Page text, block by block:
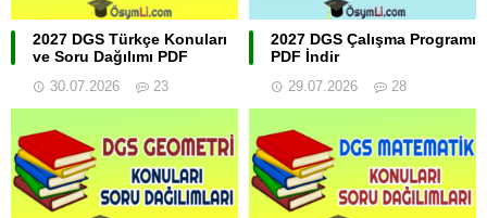
2027 DGS Türkçe Konuları
ve Soru Dağılımı PDF
30.07.2026 23
2027 DGS Çalışma Programı
PDF İndir
29.07.2026 28